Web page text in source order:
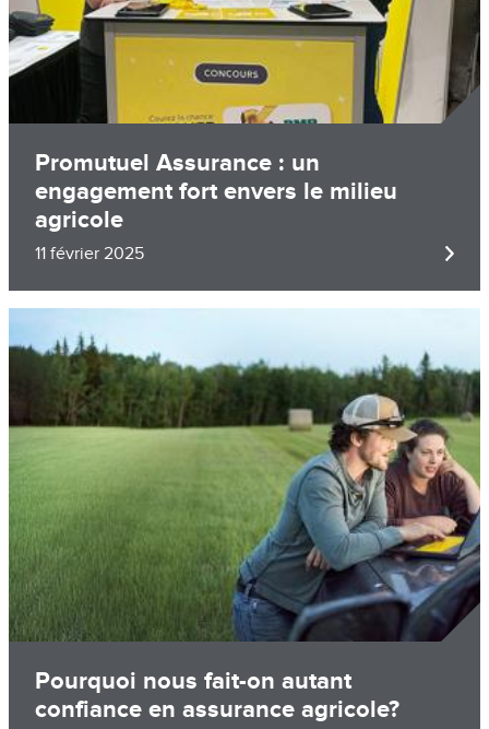
Promutuel Assurance : un
engagement fort envers le milieu
agricole
11 février 2025
Pourquoi nous fait-on autant
confiance en assurance agricole?